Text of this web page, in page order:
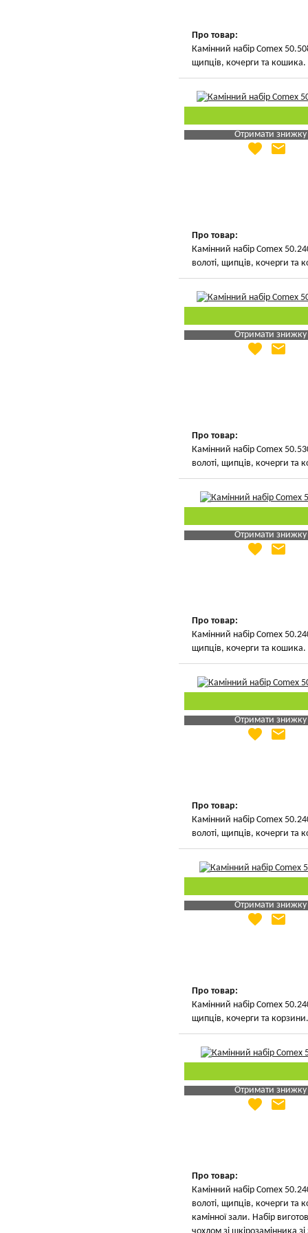
Про товар:
Камінний набір Comex
щипців, кочерги та кошика.
Отримати знижку
Яка Ваша ціна
favorite email
Про товар:
Камінний набір Comex
волоті, щипців, кочерги та
Отримати знижку
Яка Ваша ціна
favorite email
Про товар:
Камінний набір Comex
волоті, щипців, кочерги та
Отримати знижку
Яка Ваша ціна
favorite email
Про товар:
Камінний набір Comex
щипців, кочерги та кошика.
Отримати знижку
Яка Ваша ціна
favorite email
Про товар:
Камінний набір Comex
волоті, щипців, кочерги та
Отримати знижку
Яка Ваша ціна
favorite email
Про товар:
Камінний набір Comex
щипців, кочерги та корзини.
Отримати знижку
Яка Ваша ціна
favorite email
Про товар:
Камінний набір Comex
волоті, щипців, кочерги
камінної зали. Набір